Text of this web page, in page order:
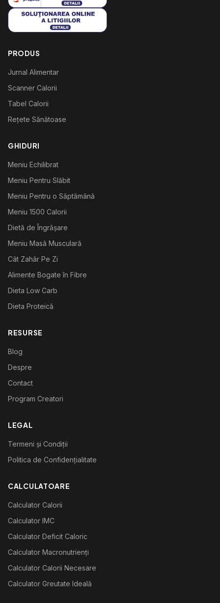
PRODUS
Jurnal Alimentar
Scanner Calorii
Tabel Calorii
Rețete Sănătoase
GHIDURI
Meniu Echilibrat
Meniu Pentru Slăbit
Meniu Pentru o Săptămână
Meniu 1500 Calorii
Dietă de Îngrășare
Meniu Masă Musculară
Cât Zahăr Pe Zi
Alimente Bogate în Fibre
Dieta Low Carb
Dieta Proteică
RESURSE
Blog
Despre
Contact
Program Creatori
LEGAL
Termeni și Condiții
Politica de Confidențialitate
CALCULATOARE
Calculator Calorii
Calculator IMC
Calculator Deficit Caloric
Calculator Macronutrienți
Calculator Calorii Necesare
Calculator Greutate Ideală